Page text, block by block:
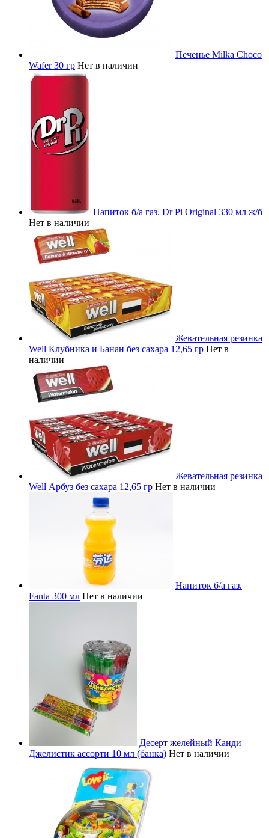
Печенье Milka Choco
Wafer 30 гр Нет в наличии
Напиток б/а газ. Dr Pi Original 330 мл ж/б
Нет в наличии
Жевательная резинка
Well Клубника и Банан без сахара 12,65 гр Нет в
наличии
Жевательная резинка
Well Арбуз без сахара 12,65 гр Нет в наличии
Напиток б/а газ.
Fanta 300 мл Нет в наличии
Десерт желейный Канди
Джелистик ассорти 10 мл (банка) Нет в наличии